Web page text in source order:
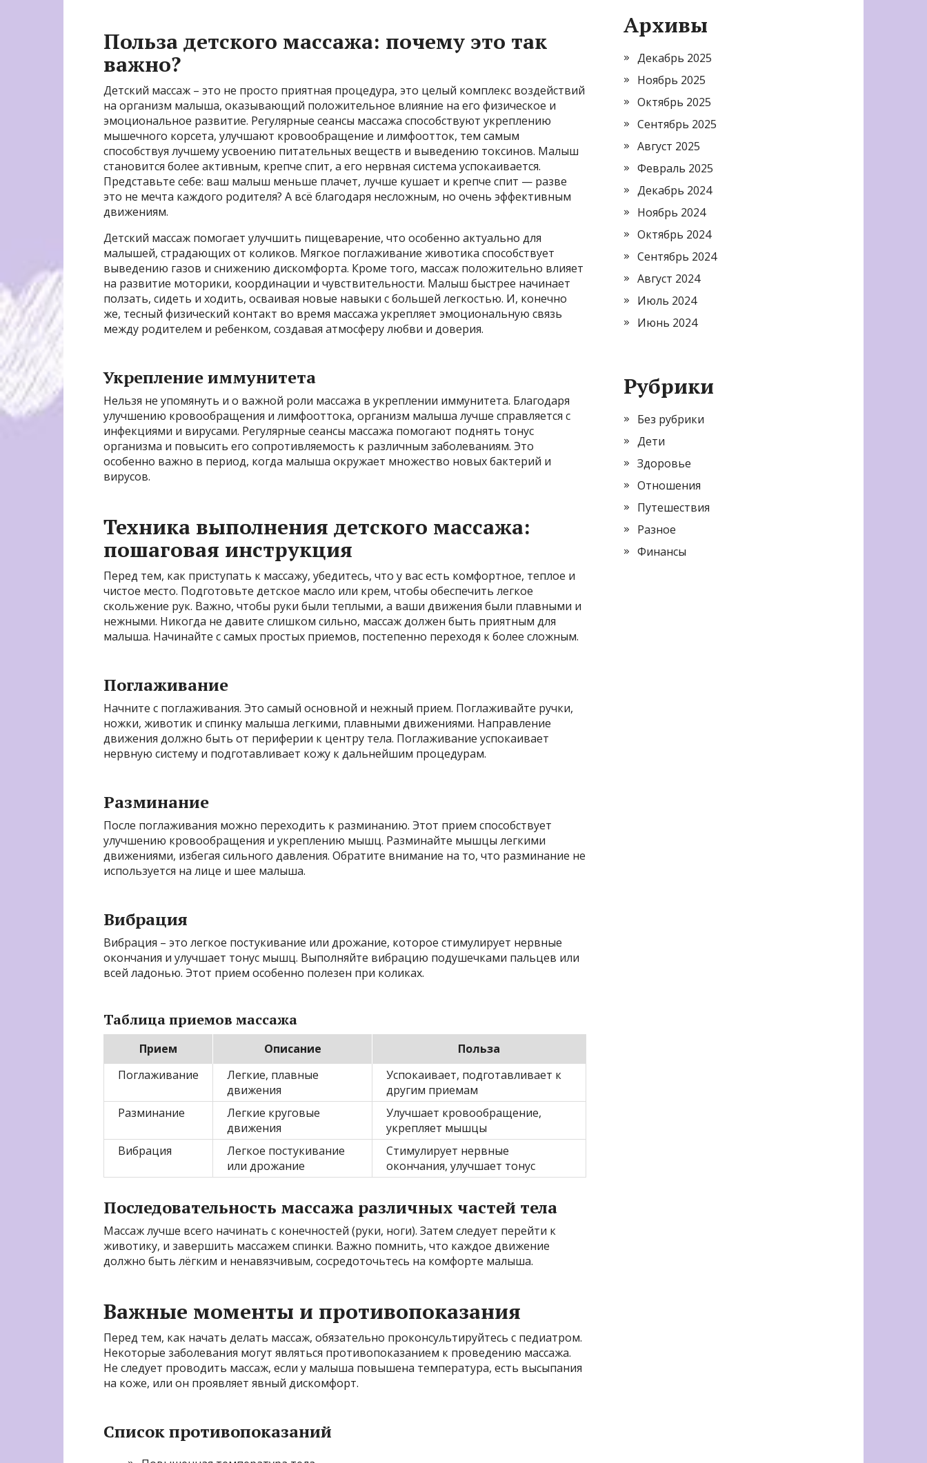
Польза детского массажа: почему это так
важно?
Детский массаж – это не просто приятная процедура, это целый комплекс воздействий
на организм малыша, оказывающий положительное влияние на его физическое и
эмоциональное развитие. Регулярные сеансы массажа способствуют укреплению
мышечного корсета, улучшают кровообращение и лимфоотток, тем самым
способствуя лучшему усвоению питательных веществ и выведению токсинов. Малыш
становится более активным, крепче спит, а его нервная система успокаивается.
Представьте себе: ваш малыш меньше плачет, лучше кушает и крепче спит — разве
это не мечта каждого родителя? А всё благодаря несложным, но очень эффективным
движениям.
Детский массаж помогает улучшить пищеварение, что особенно актуально для
малышей, страдающих от коликов. Мягкое поглаживание животика способствует
выведению газов и снижению дискомфорта. Кроме того, массаж положительно влияет
на развитие моторики, координации и чувствительности. Малыш быстрее начинает
ползать, сидеть и ходить, осваивая новые навыки с большей легкостью. И, конечно
же, тесный физический контакт во время массажа укрепляет эмоциональную связь
между родителем и ребенком, создавая атмосферу любви и доверия.
Укрепление иммунитета
Нельзя не упомянуть и о важной роли массажа в укреплении иммунитета. Благодаря
улучшению кровообращения и лимфооттока, организм малыша лучше справляется с
инфекциями и вирусами. Регулярные сеансы массажа помогают поднять тонус
организма и повысить его сопротивляемость к различным заболеваниям. Это
особенно важно в период, когда малыша окружает множество новых бактерий и
вирусов.
Техника выполнения детского массажа:
пошаговая инструкция
Перед тем, как приступать к массажу, убедитесь, что у вас есть комфортное, теплое и
чистое место. Подготовьте детское масло или крем, чтобы обеспечить легкое
скольжение рук. Важно, чтобы руки были теплыми, а ваши движения были плавными и
нежными. Никогда не давите слишком сильно, массаж должен быть приятным для
малыша. Начинайте с самых простых приемов, постепенно переходя к более сложным.
Поглаживание
Начните с поглаживания. Это самый основной и нежный прием. Поглаживайте ручки,
ножки, животик и спинку малыша легкими, плавными движениями. Направление
движения должно быть от периферии к центру тела. Поглаживание успокаивает
нервную систему и подготавливает кожу к дальнейшим процедурам.
Разминание
После поглаживания можно переходить к разминанию. Этот прием способствует
улучшению кровообращения и укреплению мышц. Разминайте мышцы легкими
движениями, избегая сильного давления. Обратите внимание на то, что разминание не
используется на лице и шее малыша.
Вибрация
Вибрация – это легкое постукивание или дрожание, которое стимулирует нервные
окончания и улучшает тонус мышц. Выполняйте вибрацию подушечками пальцев или
всей ладонью. Этот прием особенно полезен при коликах.
Таблица приемов массажа
Прием Описание
Польза
Поглаживание
Легкие, плавные
движения
Успокаивает, подготавливает к
другим приемам
Разминание
Легкие круговые
движения
Улучшает кровообращение,
укрепляет мышцы
Вибрация
Легкое постукивание
или дрожание
Стимулирует нервные
окончания, улучшает тонус
Последовательность массажа различных частей тела
Массаж лучше всего начинать с конечностей (руки, ноги). Затем следует перейти к
животику, и завершить массажем спинки. Важно помнить, что каждое движение
должно быть лёгким и ненавязчивым, сосредоточьтесь на комфорте малыша.
Важные моменты и противопоказания
Перед тем, как начать делать массаж, обязательно проконсультируйтесь с педиатром.
Некоторые заболевания могут являться противопоказанием к проведению массажа.
Не следует проводить массаж, если у малыша повышена температура, есть высыпания
на коже, или он проявляет явный дискомфорт.
Список противопоказаний
Архивы
Декабрь 2025
Ноябрь 2025
Октябрь 2025
Сентябрь 2025
Август 2025
Февраль 2025
Декабрь 2024
Ноябрь 2024
Октябрь 2024
Сентябрь 2024
Август 2024
Июль 2024
Июнь 2024
Рубрики
Без рубрики
Дети
Здоровье
Отношения
Путешествия
Разное
Финансы